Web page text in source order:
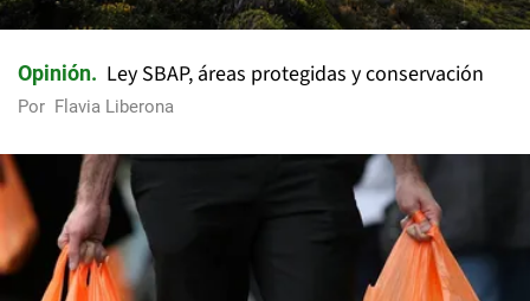
Opinión Ley SBAP, áreas protegidas y conservación
Por Flavia Liberona